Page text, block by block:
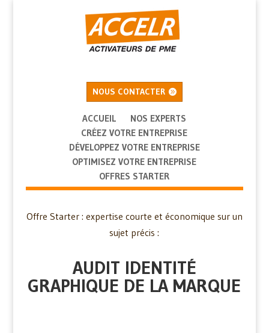
NOUS CONTACTER
ACCUEIL
NOS EXPERTS
CRÉEZ VOTRE ENTREPRISE
DÉVELOPPEZ VOTRE ENTREPRISE
OPTIMISEZ VOTRE ENTREPRISE
OFFRES STARTER
Offre Starter : expertise courte et économique sur un
sujet précis :
AUDIT IDENTITÉ
GRAPHIQUE DE LA MARQUE